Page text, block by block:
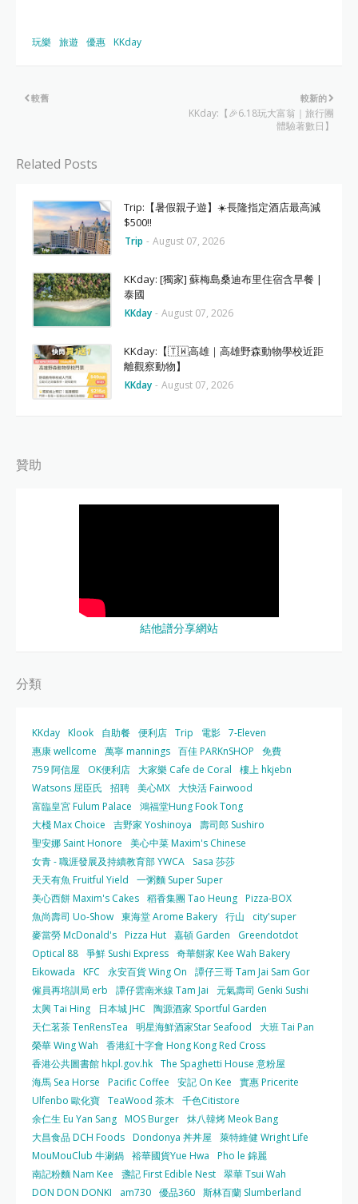
玩樂 旅遊 優惠 KKday
較新的
KKday:【🎉6.18玩大富翁｜旅行團
體驗著數日】
較舊
Related Posts
Trip:【暑假親子遊】☀️長隆指定酒店最高減
$500‼️
Trip - August 07, 2026
KKday: [獨家] 蘇梅島桑迪布里住宿含早餐 |
泰國
KKday - August 07, 2026
KKday:【🇹🇼高雄｜高雄野森動物學校近距
離觀察動物】
KKday - August 07, 2026
贊助
結他譜分享網站
分類
KKday Klook 自助餐 便利店 Trip 電影 7-Eleven
惠康 wellcome
萬寧 mannings 百佳 PARKnSHOP
免費
759 阿信屋
OK便利店 大家樂 Cafe de Coral
樓上 hkjebn
Watsons 屈臣氏
招聘 美心MX 大快活 Fairwood
富臨皇宮 Fulum Palace
鴻福堂Hung Fook Tong
大棧 Max Choice
吉野家 Yoshinoya
壽司郎 Sushiro
聖安娜 Saint Honore
美心中菜 Maxim's Chinese
女青 - 職涯發展及持續教育部 YWCA
Sasa 莎莎
天天有魚 Fruitful Yield
一粥麵 Super Super
美心西餅 Maxim's Cakes 稻香集團 Tao Heung Pizza-BOX
魚尚壽司 Uo-Show 東海堂 Arome Bakery 行山
city'super
麥當勞 McDonald's Pizza Hut 嘉頓 Garden
Greendotdot
Optical 88 爭鮮 Sushi Express 奇華餅家 Kee Wah Bakery
Eikowada
KFC 永安百貨 Wing On
譚仔三哥 Tam Jai Sam Gor
僱員再培訓局 erb
譚仔雲南米線 Tam Jai
元氣壽司 Genki Sushi
太興 Tai Hing
日本城 JHC
陶源酒家 Sportful Garden
天仁茗茶 TenRensTea
明星海鮮酒家Star Seafood
大班 Tai Pan
榮華 Wing Wah
香港紅十字會 Hong Kong Red Cross
香港公共圖書館 hkpl.gov.hk The Spaghetti House 意粉屋
海馬 Sea Horse
Pacific Coffee 安記 On Kee
實惠 Pricerite
Ulfenbo 歐化寶 TeaWood 茶木 千色Citistore
余仁生 Eu Yan Sang MOS Burger 炑八韓烤 Meok Bang
大昌食品 DCH Foods Dondonya 丼丼屋
萊特維健 Wright Life
MouMouClub 牛涮鍋 裕華國貨Yue Hwa
Pho le 錦麗
南記粉麵 Nam Kee
盞記 First Edible Nest 翠華 Tsui Wah
DON DON DONKI
am730 優品360 斯林百蘭 Slumberland